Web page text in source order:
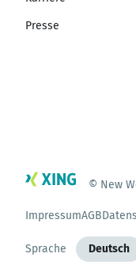
Presse
© New
ImpressumAGB
Sprache Deutsch